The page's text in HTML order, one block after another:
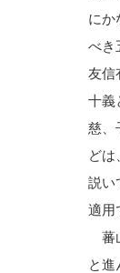
にか
べき
友信
十義
慈、
ど
説い
適用
蕃
と進